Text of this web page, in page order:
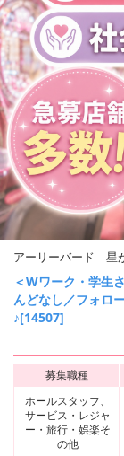
アーリーバード 星
＜Wワーク・学生
んどなし／フォロ
♪[14507]
募集職種
ホールスタッフ、
サービス・レジャ
ー・旅行・娯楽そ
の他